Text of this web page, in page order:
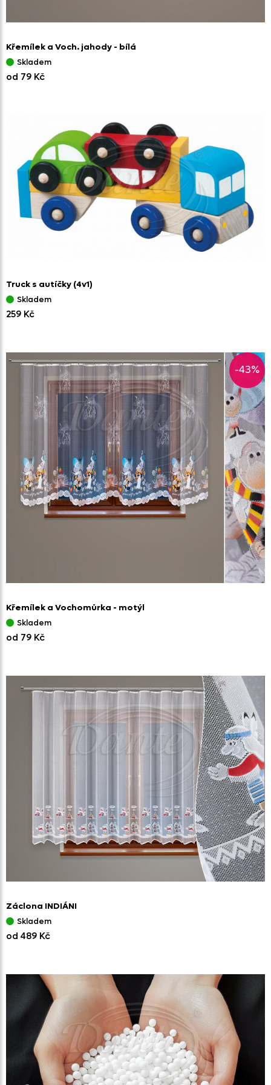
Křemílek a Voch. jahody - bílá
Skladem
od 79 Kč
Truck s autíčky (4v1)
Skladem
259 Kč
-43%
Křemílek a Vochomůrka - motýl
Skladem
od 79 Kč
Záclona INDIÁNI
Skladem
od 489 Kč